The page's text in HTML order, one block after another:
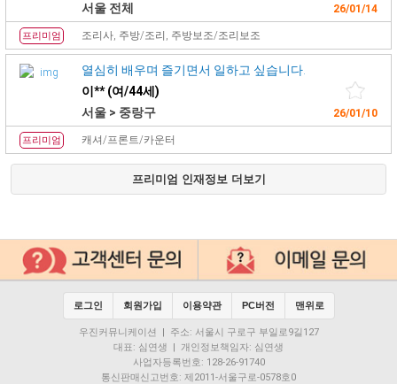
26/01/14
서울 전체
프리미엄 조리사, 주방/조리, 주방보조/조리보조
26/01/10
열심히 배우며 즐기면서 일하고 싶습니다.
이** (여/44세)
서울 > 중랑구
프리미엄 캐셔/프론트/카운터
프리미엄 인재정보 더보기
로그인 회원가입 이용약관 PC버전 맨위로
우진커뮤니케이션 | 주소: 서울시 구로구 부일로9길127
대표: 심연생 | 개인정보책임자: 심연생
사업자등록번호: 128-26-91740
통신판매신고번호: 제2011-서울구로-0578호0